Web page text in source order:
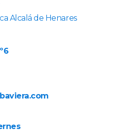
Alcalá de Henares